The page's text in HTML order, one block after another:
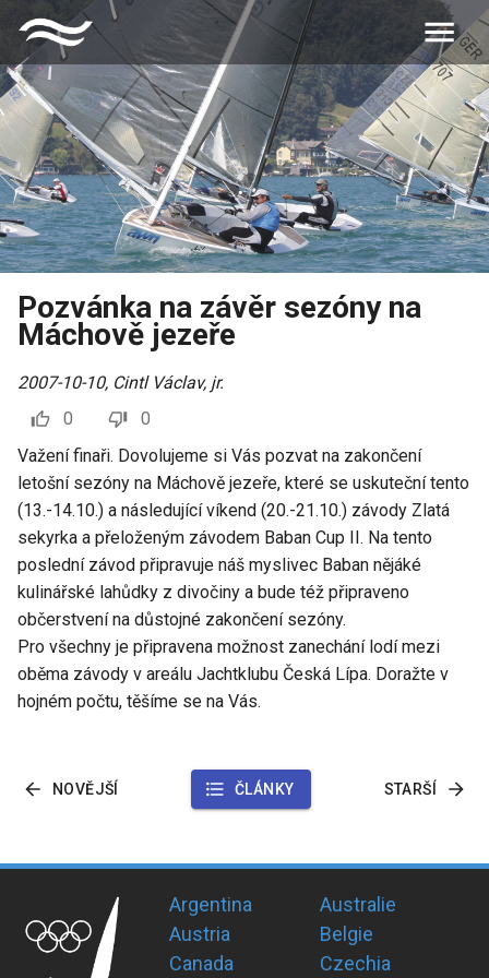
Pozvánka na závěr sezóny na
Máchově jezeře
2007-10-10, Cintl Václav, jr.
0
0
Važení finaři. Dovolujeme si Vás pozvat na zakončení
letošní sezóny na Máchově jezeře, které se uskuteční tento
(13.-14.10.) a následující víkend (20.-21.10.) závody Zlatá
sekyrka a přeloženým závodem Baban Cup II. Na tento
poslední závod připravuje náš myslivec Baban nějáké
kulinářské lahůdky z divočiny a bude též připraveno
občerstvení na důstojné zakončení sezóny.
Pro všechny je připravena možnost zanechání lodí mezi
oběma závody v areálu Jachtklubu Česká Lípa. Doražte v
hojném počtu, těšíme se na Vás.
NOVĚJŠÍ ČLÁNKY STARŠÍ
Argentina
Australie
Austria
Belgie
Canada
Czechia